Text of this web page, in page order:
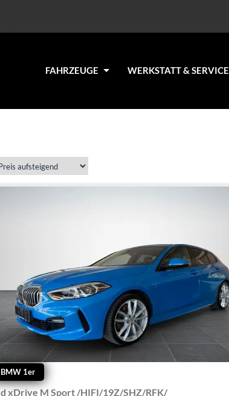
FAHRZEUGE WERKSTATT & SERVICE
BMW 1er
d xDrive M Sport /HIFI/19Z/SHZ/RFK/